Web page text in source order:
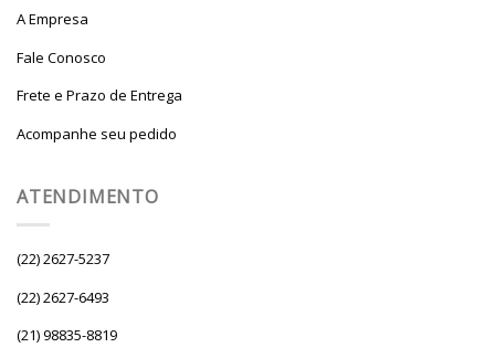
A Empresa
Fale Conosco
Frete e Prazo de Entrega
Acompanhe seu pedido
ATENDIMENTO
(22) 2627-5237
(22) 2627-6493
(21) 98835-8819